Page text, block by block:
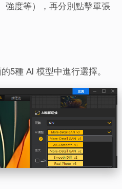
強度等），再分別點擊單張
5種 AI 模型中進行選擇。